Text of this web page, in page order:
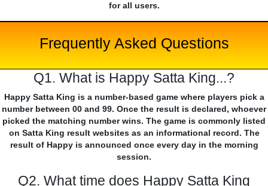
for all users.
Frequently Asked Questions
Q1. What is Happy Satta King...?
Happy Satta King is a number-based game where players pick a
number between 00 and 99. Once the result is declared, whoever
picked the matching number wins. The game is commonly listed
on Satta King result websites as an informational record. The
result of Happy is announced once every day in the morning
session.
Q2. What time does Happy Satta King